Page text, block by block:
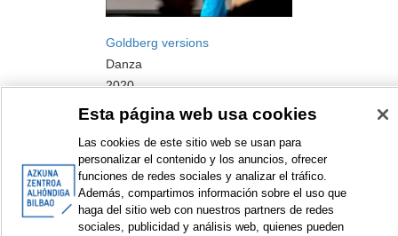
Goldberg versions
Danza
2020
Esta página web usa cookies
Las cookies de este sitio web se usan para
personalizar el contenido y los anuncios, ofrecer
funciones de redes sociales y analizar el tráfico.
Además, compartimos información sobre el uso que
haga del sitio web con nuestros partners de redes
sociales, publicidad y análisis web, quienes pueden